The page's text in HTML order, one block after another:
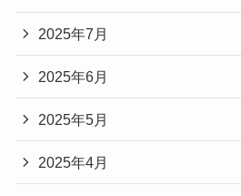
2025年7月
2025年6月
2025年5月
2025年4月